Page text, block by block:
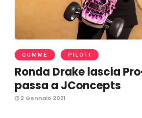
GOMME PILOTI
Ronda Drake lascia
passa a JConcepts
2 Gennaio 2021